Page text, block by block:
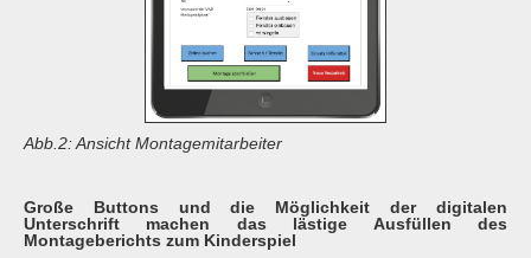
Abb.2: Ansicht Montagemitarbeiter
Große Buttons und die Möglichkeit der digitalen
Unterschrift machen das lästige Ausfüllen des
Montageberichts zum Kinderspiel